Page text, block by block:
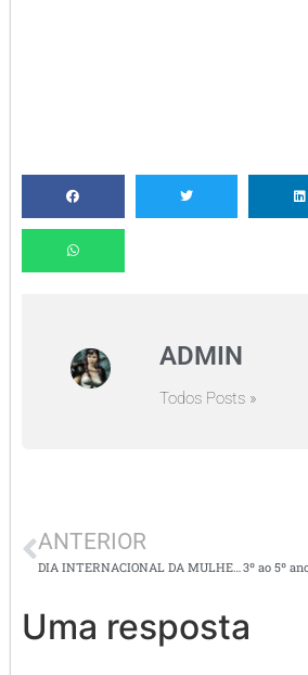
ADMIN
Todos Posts »
ANTERIOR
Uma resposta